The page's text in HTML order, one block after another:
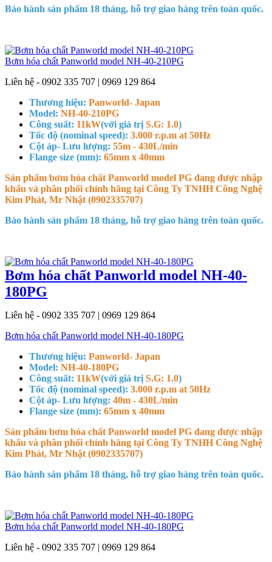
Bảo hành sản phẩm 18 tháng, hỗ trợ giao hàng trên toàn quốc.
Bơm hóa chất Panworld model NH-40-210PG
Liên hệ - 0902 335 707 | 0969 129 864
Thương hiệu: Panworld- Japan
Model: NH-40-210PG
Công suất: 11kW(với giá trị S.G: 1.0)
Tốc độ (nominal speed): 3.000 r.p.m at 50Hz
Cột áp- Lưu lượng: 55m - 430L/min
Flange size (mm): 65mm x 40mm
Sản phẩm bơm hóa chất Panworld model PG đang được nhập
khẩu và phân phối chính hãng tại Công Ty TNHH Công Nghệ
Kim Phát, Mr Nhật (0902335707)
Bảo hành sản phẩm 18 tháng, hỗ trợ giao hàng trên toàn quốc.
Bơm hóa chất Panworld model NH-40-
180PG
Liên hệ - 0902 335 707 | 0969 129 864
Bơm hóa chất Panworld model NH-40-180PG
Thương hiệu: Panworld- Japan
Model: NH-40-180PG
Công suất: 11kW(với giá trị S.G: 1.0)
Tốc độ (nominal speed): 3.000 r.p.m at 50Hz
Cột áp- Lưu lượng: 40m - 430L/min
Flange size (mm): 65mm x 40mm
Sản phẩm bơm hóa chất Panworld model PG đang được nhập
khẩu và phân phối chính hãng tại Công Ty TNHH Công Nghệ
Kim Phát, Mr Nhật (0902335707)
Bảo hành sản phẩm 18 tháng, hỗ trợ giao hàng trên toàn quốc.
Bơm hóa chất Panworld model NH-40-180PG
Liên hệ - 0902 335 707 | 0969 129 864